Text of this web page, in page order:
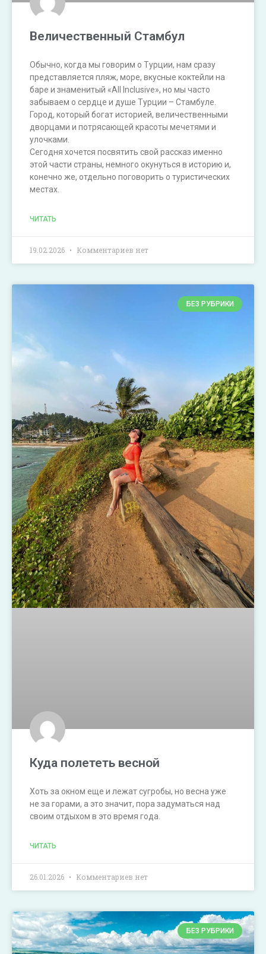
Величественный Стамбул
Обычно, когда мы говорим о Турции, нам сразу
представляется пляж, море, вкусные коктейли на
баре и знаменитый «All Inclusive», но мы часто
забываем о сердце и душе Турции – Стамбуле.
Город, который богат историей, величественными
дворцами и потрясающей красоты мечетями и
улочками.
Сегодня хочется посвятить свой рассказ именно
этой части страны, немного окунуться в историю и,
конечно же, отдельно поговорить о туристических
местах.
ЧИТАТЬ
19.02.2026 Комментариев нет
БЕЗ РУБРИКИ
Куда полететь весной
Хоть за окном еще и лежат сугробы, но весна уже
не за горами, а это значит, пора задуматься над
своим отдыхом в это время года.
ЧИТАТЬ
26.01.2026 Комментариев нет
БЕЗ РУБРИКИ